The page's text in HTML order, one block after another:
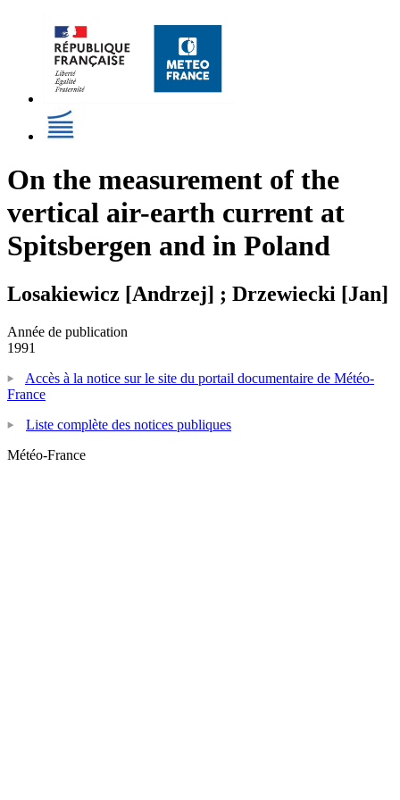
On the measurement of the
vertical air-earth current at
Spitsbergen and in Poland
Losakiewicz [Andrzej] ; Drzewiecki [Jan]
Année de publication
1991
Accès à la notice sur le site du portail documentaire de Météo-
France
Liste complète des notices publiques
Météo-France